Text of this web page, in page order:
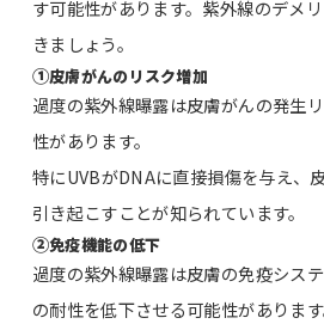
す可能性があります。紫外線のデメ
きましょう。
①皮膚がんのリスク増加
過度の紫外線曝露は皮膚がんの発生
性があります。
特にUVBがDNAに直接損傷を与え、
引き起こすことが知られています。
②免疫機能の低下
過度の紫外線曝露は皮膚の免疫シス
の耐性を低下させる可能性があります